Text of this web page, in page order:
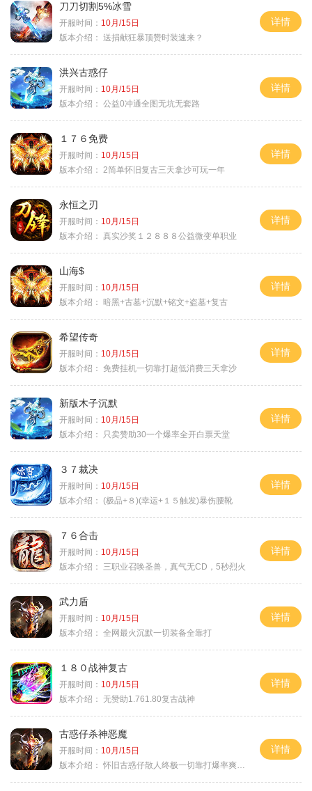
刀刀切割5%冰雪
开服时间： 10月/15日
版本介绍： 送捐献狂暴顶赞时装速来？
详情
洪兴古惑仔
开服时间： 10月/15日
版本介绍： 公益0冲通全图无坑无套路
详情
１７６免费
开服时间： 10月/15日
版本介绍： 2简单怀旧复古三天拿沙可玩一年
详情
永恒之刃
开服时间： 10月/15日
版本介绍： 真实沙奖１２８８８公益微变单职业
详情
山海$
开服时间： 10月/15日
版本介绍：
暗黑+古墓+沉默+铭文+盗墓+复古
详情
希望传奇
开服时间： 10月/15日
版本介绍： 免费挂机一切靠打超低消费三天拿沙
详情
新版木子沉默
开服时间： 10月/15日
版本介绍：
只卖赞助30一个爆率全开白票天堂
详情
３７裁决
开服时间： 10月/15日
版本介绍： (极品+８)(幸运+１５触发)暴伤腰靴
详情
７６合击
开服时间： 10月/15日
版本介绍：
三职业召唤圣兽，真气无CD，5秒烈火
详情
武力盾
开服时间： 10月/15日
版本介绍： 全网最火沉默一切装备全靠打
详情
１８０战神复古
开服时间： 10月/15日
版本介绍： 无赞助1.761.80复古战神
详情
古惑仔杀神恶魔
开服时间： 10月/15日
版本介绍： 怀旧古惑仔散人终极一切靠打爆率爽翻天
详情